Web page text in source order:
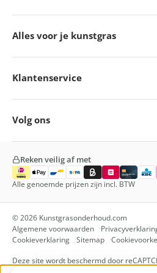
Alles voor je kunstgras
Klantenservice
Volg ons
© 2026 Kunstgrasonderhoud.com
Algemene voorwaarden
Cookieverklaring
Sitemap
Deze site wordt beschermd door
Reken veilig af met
Alle genoemde prijzen zijn incl. BTW